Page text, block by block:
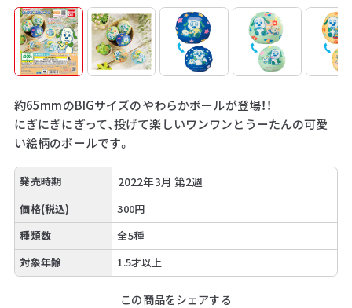
約65mmのBIGサイズのやわらかボールが登場！！
にぎにぎにぎって、投げて楽しいワンワンとうーたんの可愛
い絵柄のボールです。
発売時期 2022年3月 第2週
価格(税込)
300円
種類数
全5種
対象年齢
1.5才以上
この商品をシェアする